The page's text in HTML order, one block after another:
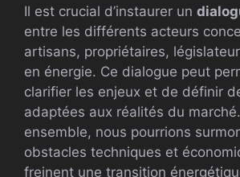
Il est crucial d’instaurer un
entre les différents acteurs
artisans, propriétaires,
en énergie. Ce dialogue peut
clarifier les enjeux et de définir
adaptées aux réalités du
ensemble, nous pourrions
obstacles techniques et
freinent une transition